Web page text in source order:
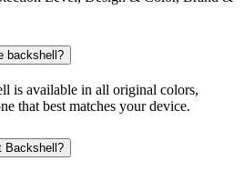
backshell?
is available in all original colors,
that best matches your device.
Backshell?